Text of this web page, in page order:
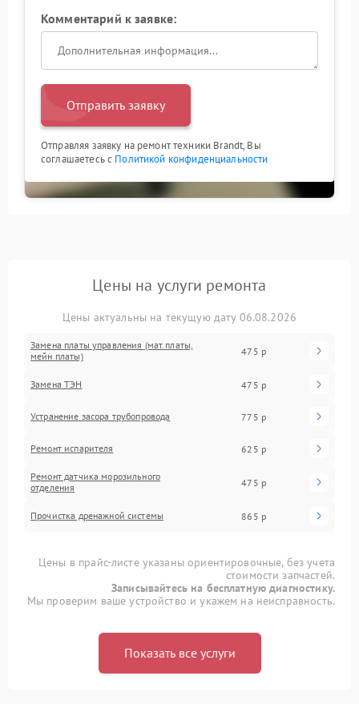
Комментарий к заявке:
Отправить заявку
Отправляя заявку на ремонт техники Brandt, Вы
соглашаетесь с Политикой конфиденциальности
Цены на услуги ремонта
Цены актуальны на текущую дату 06.08.2026
Замена платы управления (мат.платы,
мейн платы)
475 р
Замена ТЭН 475 р
Устранение засора трубопровода 775 р
Ремонт испарителя 625 р
Ремонт датчика морозильного
отделения
475 р
Прочистка дренажной системы 865 р
Цены в прайс-листе указаны ориентировочные, без учета
стоимости запчастей.
Записывайтесь на бесплатную диагностику.
Мы проверим ваше устройство и укажем на неисправность.
Показать все услуги